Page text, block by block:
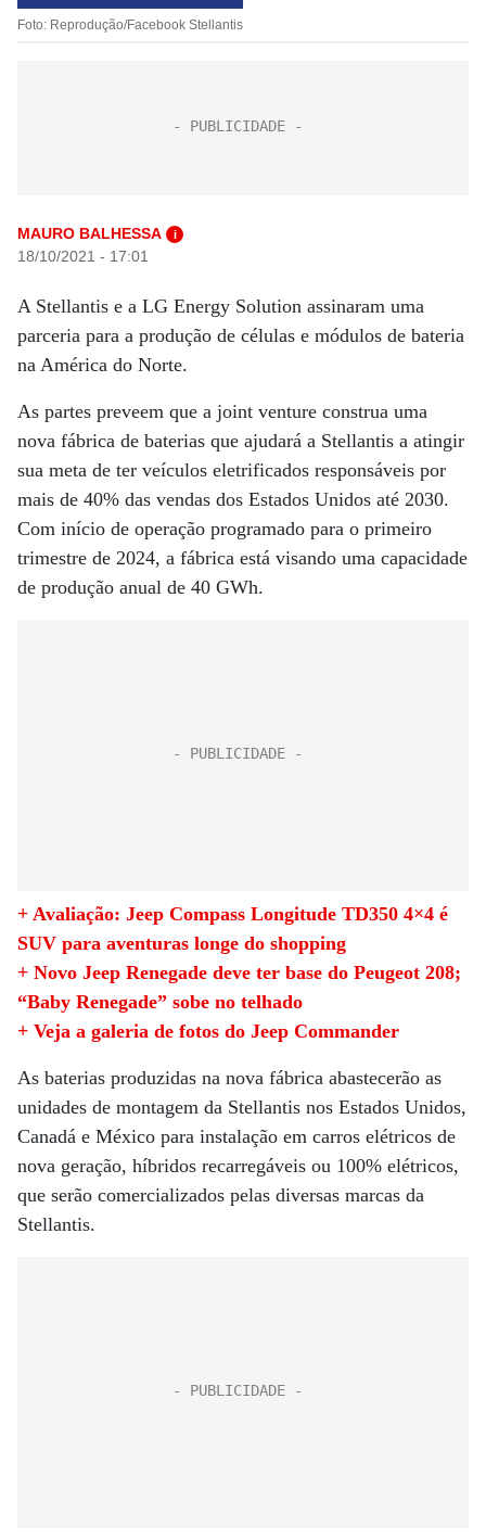
Foto: Reprodução/Facebook Stellantis
MAURO BALHESSA i
18/10/2021 - 17:01
A Stellantis e a LG Energy Solution assinaram uma
parceria para a produção de células e módulos de bateria
na América do Norte.
As partes preveem que a joint venture construa uma
nova fábrica de baterias que ajudará a Stellantis a atingir
sua meta de ter veículos eletrificados responsáveis ​​por
mais de 40% das vendas dos Estados Unidos até 2030.
Com início de operação programado para o primeiro
trimestre de 2024, a fábrica está visando uma capacidade
de produção anual de 40 GWh.
+ Avaliação: Jeep Compass Longitude TD350 4×4 é
SUV para aventuras longe do shopping
+ Novo Jeep Renegade deve ter base do Peugeot 208;
“Baby Renegade” sobe no telhado
+ Veja a galeria de fotos do Jeep Commander
As baterias produzidas na nova fábrica abastecerão as
unidades de montagem da Stellantis nos Estados Unidos,
Canadá e México para instalação em carros elétricos de
nova geração, híbridos recarregáveis ​​ou 100% elétricos,
que serão comercializados pelas diversas marcas da
Stellantis.